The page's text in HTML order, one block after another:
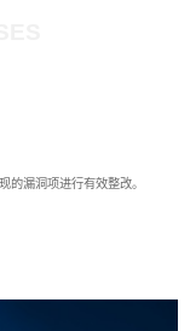
的漏洞项进行有效整改。